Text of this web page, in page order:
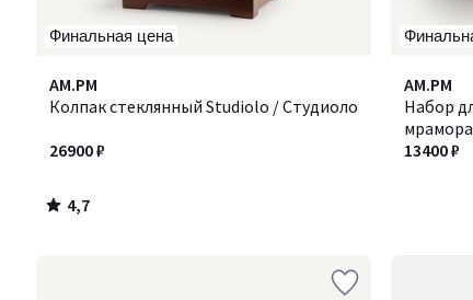
Финальная цена
AM.PM
Колпак стеклянный Studiolo / Студиоло
26900 ₽
4,7
/ 5
4,7
/
AM.PM
Набор
мрамора
13400 ₽